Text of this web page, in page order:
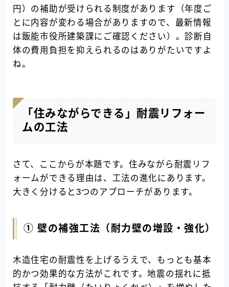
円）の補助が受けられる制度があります（年度ご
とに内容が変わる場合がありますので、最新情報
は飯能市役所建築課にご確認ください）。診断自
体の費用負担を抑えられるのはありがたいですよ
ね。
「住みながらできる」耐震リフォー
ムの工法
さて、ここからが本題です。住みながら耐震リフ
ォームができる理由は、工法の進化にあります。
大きく分けると3つのアプローチがあります。
① 壁の補強工法（耐力壁の増設・強化）
木造住宅の耐震性を上げるうえで、もっとも基本
的かつ効果的な方法がこれです。地震の揺れに抵